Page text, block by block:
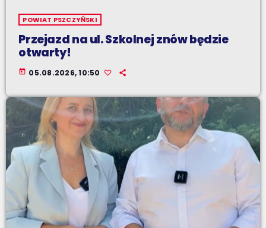
POWIAT PSZCZYŃSKI
Przejazd na ul. Szkolnej znów będzie
otwarty!
today 05.08.2026, 10:50